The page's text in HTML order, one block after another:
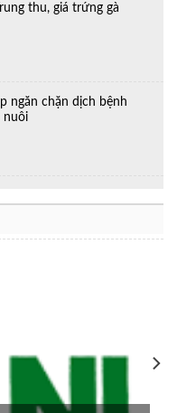
thu, giá trứng gà
ngăn chặn dịch bệnh
nuôi